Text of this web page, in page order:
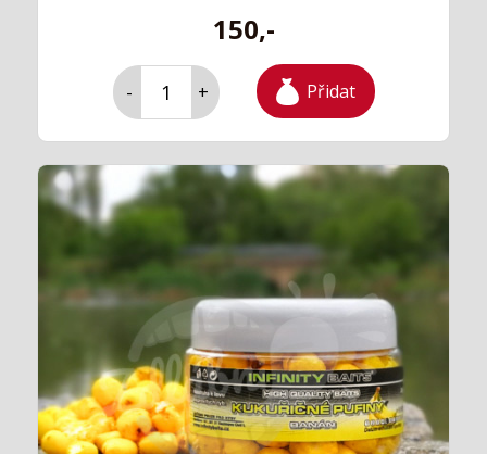
150,-
- + Přidat